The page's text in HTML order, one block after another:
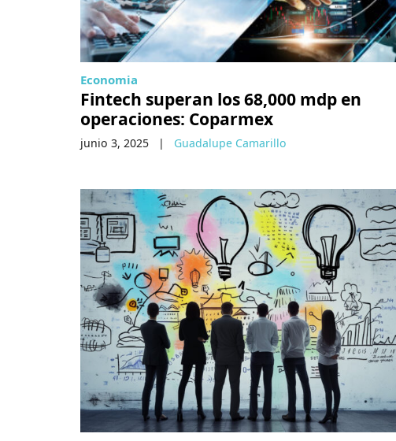
Economia
Fintech superan los 68,000 mdp en
operaciones: Coparmex
junio 3, 2025 | Guadalupe Camarillo